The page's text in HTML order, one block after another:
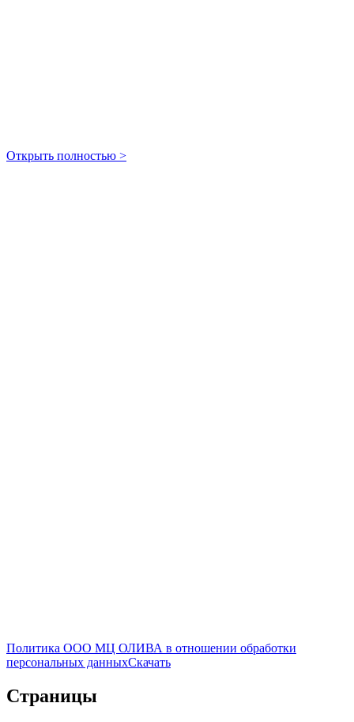
Открыть полностью >
Политика ООО МЦ ОЛИВА в отношении обработки
персональных данныхСкачать
Страницы